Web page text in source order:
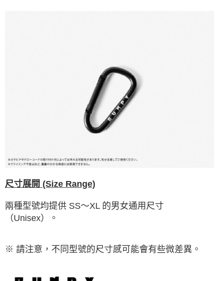
尺寸展開 (Size Range)
兩種型號均提供 SS～XL 的男女通用尺寸
（Unisex）。
※ 請注意，不同型號的尺寸感可能會有些微差異。